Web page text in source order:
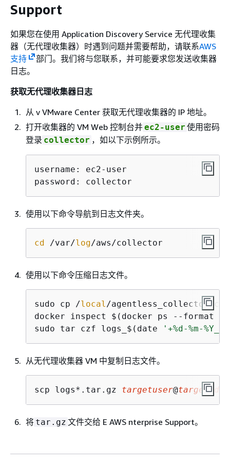
Support
如果您在使用 Application Discovery Service 无代理收集
器（无代理收集器）时遇到问题并需要帮助，请联系AWS
支持
部门。我们将与您联系，并可能要求您发送收集器
日志。
获取无代理收集器日志
从 v VMware Center 获取无代理收集器的 IP 地址。
打开收集器的 VM Web 控制台并ec2-user 使用密码
登录 collector ，如以下示例所示。
username: ec2-user
password: collector
使用以下命令导航到日志文件夹。
cd /var/log/aws/collector
使用以下命令压缩日志文件。
sudo cp /local /agentless_collector/
docker inspect $(docker ps --format
sudo tar czf logs_$(date
'+%d-%m-
从无代理收集器 VM 中复制日志文件。
scp logs*.tar.gz targetuser@
将 tar.gz 文件交给 E AWS nterprise Support。